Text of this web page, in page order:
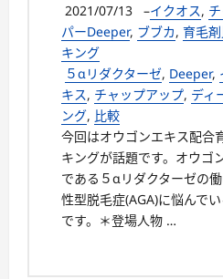
2021/07/13 –イクオス,
パーDeeper, ブブカ, 育毛剤
キング
５αリダクターゼ, Deeper,
キス, チャップアップ, ディ
ング, 比較
今回はオウゴンエキス配合
キングが話題です。オウゴ
である５αリダクターゼの
性型脱毛症(AGA)に悩んで
です。＊登場人物 …